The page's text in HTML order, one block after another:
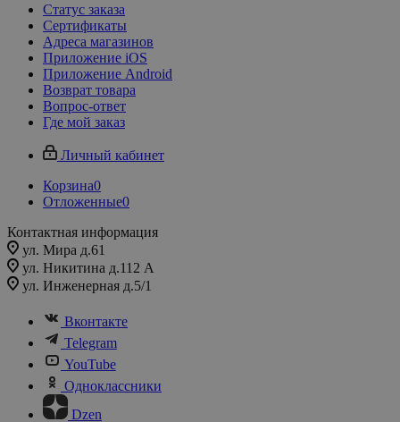
Статус заказа
Сертификаты
Адреса магазинов
Приложение iOS
Приложение Android
Возврат товара
Вопрос-ответ
Где мой заказ
Личный кабинет
Корзина0
Отложенные0
Контактная информация
ул. Мира д.61
ул. Никитина д.112 А
ул. Инженерная д.5/1
Вконтакте
Telegram
YouTube
Одноклассники
Dzen